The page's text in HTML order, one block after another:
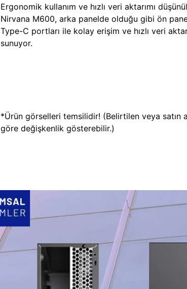
Ergonomik kullanım ve hızlı veri aktarımı
Nirvana M600, arka panelde olduğu gibi ön
Type-C portları ile kolay erişim ve hızlı veri
sunuyor.
*Ürün görselleri temsilidir! (Belirtilen veya satın
göre değişkenlik gösterebilir.)